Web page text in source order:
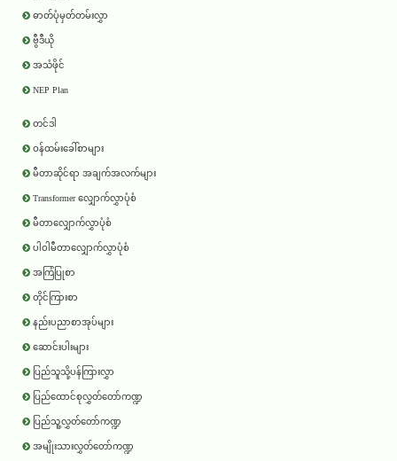
ဓာတ်ပုံမှတ်တမ်းလွှာ
ဗွီဒီယို
အသံဖိုင်
NEP Plan
တင်ဒါ
ဝန်ထမ်းခေါ်စာများ
မီတာဆိုင်ရာ အချက်အလက်များ
Transformer လျှောက်လွှာပုံစံ
မီတာလျှောက်လွှာပုံစံ
ပါဝါမီတာလျှောက်လွှာပုံစံ
အကြံပြုစာ
တိုင်ကြားစာ
နည်းပညာစာအုပ်များ
ဆောင်းပါးများ
ပြည်သူသို့ပန်ကြားလွှာ
ပြည်ထောင်စုလွှတ်တော်ကဏ္ဍ
ပြည်သူ့လွှတ်တော်ကဏ္ဍ
အမျိုးသားလွှတ်တော်ကဏ္ဍ